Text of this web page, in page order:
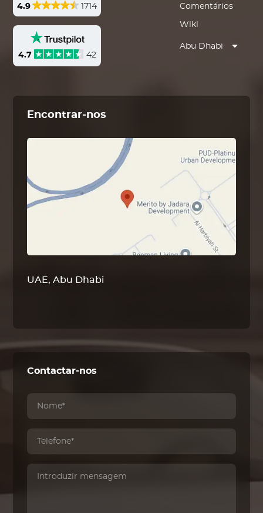
4.9 1714
4.7 42
Comentários
Wiki
Abu Dhabi
Encontrar-nos
UAE, Abu Dhabi
Contactar-nos